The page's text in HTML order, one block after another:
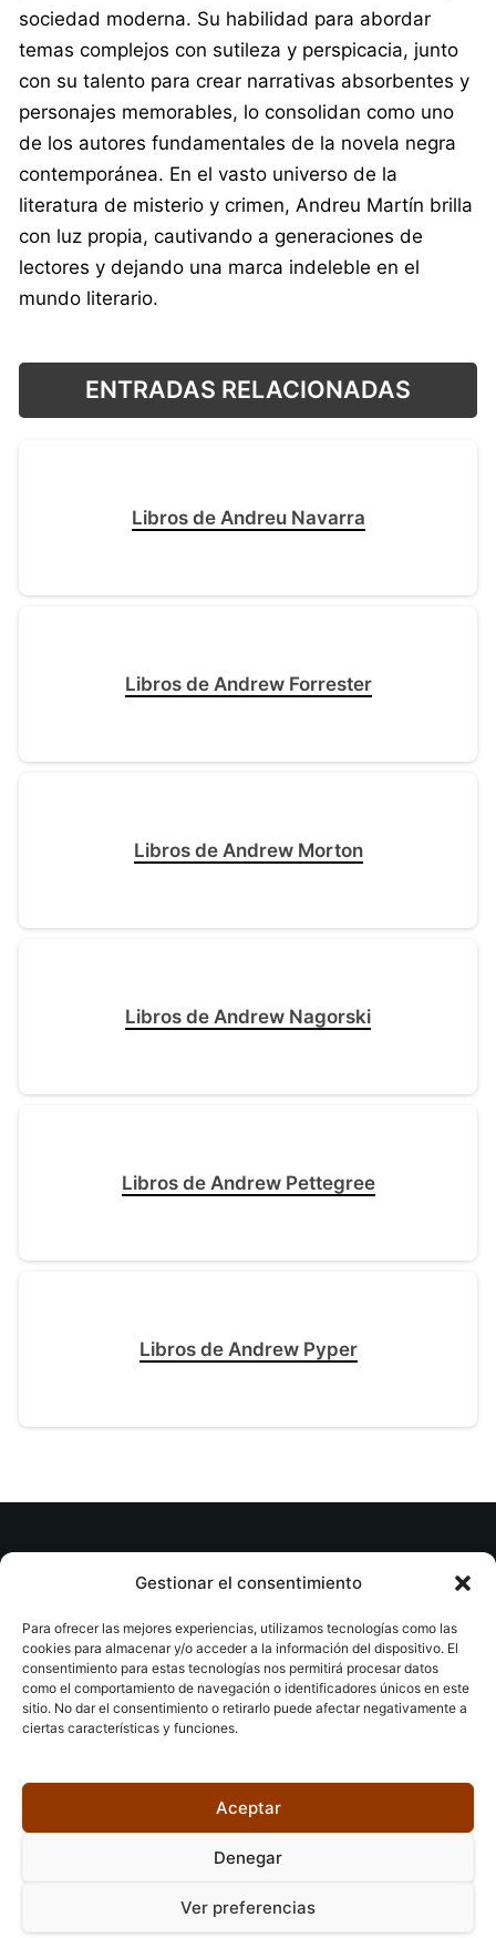
Gestionar el consentimiento
Para ofrecer las mejores experiencias, utilizamos tecnologías como las
cookies para almacenar y/o acceder a la información del dispositivo. El
consentimiento para estas tecnologías nos permitirá procesar datos
como el comportamiento de navegación o identificadores únicos en este
sitio. No dar el consentimiento o retirarlo puede afectar negativamente a
ciertas características y funciones.
Aceptar
Denegar
Ver preferencias
sociedad moderna. Su habilidad para abordar
temas complejos con sutileza y perspicacia, junto
con su talento para crear narrativas absorbentes y
personajes memorables, lo consolidan como uno
de los autores fundamentales de la novela negra
contemporánea. En el vasto universo de la
literatura de misterio y crimen, Andreu Martín brilla
con luz propia, cautivando a generaciones de
lectores y dejando una marca indeleble en el
mundo literario.
ENTRADAS RELACIONADAS
Libros de Andreu Navarra
Libros de Andrew Forrester
Libros de Andrew Morton
Libros de Andrew Nagorski
Libros de Andrew Pettegree
Libros de Andrew Pyper
© tuslibrosvip.com · Todos los derechos
Aviso legal|Accesibilidad